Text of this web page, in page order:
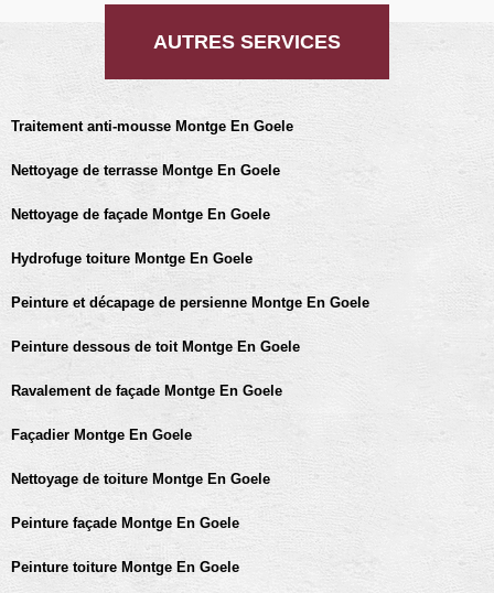
AUTRES SERVICES
Traitement anti-mousse Montge En Goele
Nettoyage de terrasse Montge En Goele
Nettoyage de façade Montge En Goele
Hydrofuge toiture Montge En Goele
Peinture et décapage de persienne Montge En Goele
Peinture dessous de toit Montge En Goele
Ravalement de façade Montge En Goele
Façadier Montge En Goele
Nettoyage de toiture Montge En Goele
Peinture façade Montge En Goele
Peinture toiture Montge En Goele